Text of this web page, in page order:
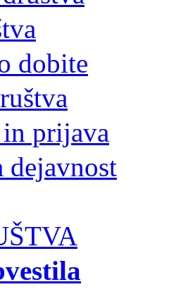
dobite
prijava
dejavnost